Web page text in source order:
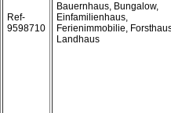
Ref-
9598710
Bauernhaus, Bungalow,
Einfamilienhaus,
Ferienimmobilie,
Landhaus